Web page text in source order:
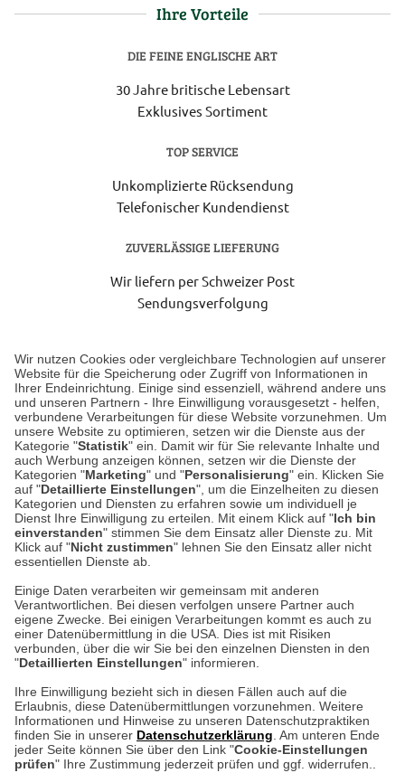
Wir nutzen Cookies oder vergleichbare Technologien auf unserer
Website für die Speicherung oder Zugriff von Informationen in
Ihrer Endeinrichtung. Einige sind essenziell, während andere uns
und unseren Partnern - Ihre Einwilligung vorausgesetzt - helfen,
verbundene Verarbeitungen für diese Website vorzunehmen. Um
unsere Website zu optimieren, setzen wir die Dienste aus der
Kategorie "Statistik" ein. Damit wir für Sie relevante Inhalte und
auch Werbung anzeigen können, setzen wir die Dienste der
Kategorien "Marketing" und "Personalisierung" ein. Klicken Sie
auf "Detaillierte Einstellungen", um die Einzelheiten zu diesen
Kategorien und Diensten zu erfahren sowie um individuell je
Dienst Ihre Einwilligung zu erteilen. Mit einem Klick auf "Ich bin
einverstanden" stimmen Sie dem Einsatz aller Dienste zu. Mit
Klick auf "Nicht zustimmen" lehnen Sie den Einsatz aller nicht
essentiellen Dienste ab.
Einige Daten verarbeiten wir gemeinsam mit anderen
Verantwortlichen. Bei diesen verfolgen unsere Partner auch
eigene Zwecke. Bei einigen Verarbeitungen kommt es auch zu
einer Datenübermittlung in die USA. Dies ist mit Risiken
verbunden, über die wir Sie bei den einzelnen Diensten in den
"Detaillierten Einstellungen" informieren.
Ihre Einwilligung bezieht sich in diesen Fällen auch auf die
Erlaubnis, diese Datenübermittlungen vorzunehmen. Weitere
Informationen und Hinweise zu unseren Datenschutzpraktiken
finden Sie in unserer Datenschutzerklärung . Am unteren Ende
jeder Seite können Sie über den Link "Cookie-Einstellungen
prüfen" Ihre Zustimmung jederzeit prüfen und ggf. widerrufen..
Ihre Vorteile
DIE FEINE ENGLISCHE ART
30 Jahre britische Lebensart
Exklusives Sortiment
TOP SERVICE
Unkomplizierte Rücksendung
Telefonischer Kundendienst
ZUVERLÄSSIGE LIEFERUNG
Wir liefern per Schweizer Post
Sendungsverfolgung
Unser Geschäft in Meckenheim
Auf dem Steinbüchel 6
53340 Meckenheim
Montag bis Samstag 9:00 Uhr bis 18:00 Uhr
weitere Information
Hier finden Sie uns im Netz
AGB Rücksendung von Waren Datenschutz
Impressum
Kontakt
Zur Echtheit von Bewertungen
Barrierefreiheit unserer Website
Cookie-Einstellungen in Ihrem Browser
ACHTUNG!
Ihr Browser speichert aktuell keine Cookies!
Leider können Sie in diesem Fall unseren Online-Shop